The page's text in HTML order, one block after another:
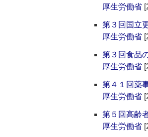
厚生労働省
第３回国立
厚生労働省
第３回食品
厚生労働省
第４１回薬
厚生労働省
第５回高齢
厚生労働省